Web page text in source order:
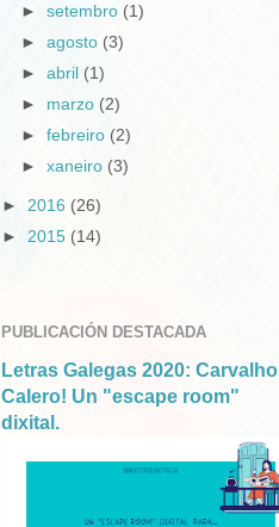
► setembro (1)
► agosto (3)
► abril (1)
► marzo (2)
► febreiro (2)
► xaneiro (3)
► 2016 (26)
► 2015 (14)
PUBLICACIÓN DESTACADA
Letras Galegas 2020: Carvalho
Calero! Un "escape room"
dixital.